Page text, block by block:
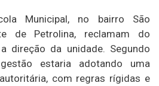
Municipal, no bairro São
de Petrolina, reclamam do
direção da unidade. Segundo
estaria adotando uma
com regras rígidas e